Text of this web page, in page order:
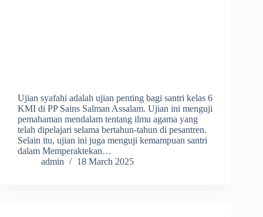
Ujian syafahi adalah ujian penting bagi santri kelas 6
KMI di PP Sains Salman Assalam. Ujian ini menguji
pemahaman mendalam tentang ilmu agama yang
telah dipelajari selama bertahun-tahun di pesantren.
Selain itu, ujian ini juga menguji kemampuan santri
dalam Memperaktekan…
admin
18 March 2025